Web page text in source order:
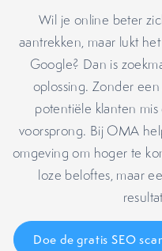
Wil je online beter
aantrekken, maar lukt
Google? Dan is
oplossing. Zonder
potentiële klanten
voorsprong. Bij OMA
omgeving om hoger te
loze beloftes, maar
Doe de gratis SEO